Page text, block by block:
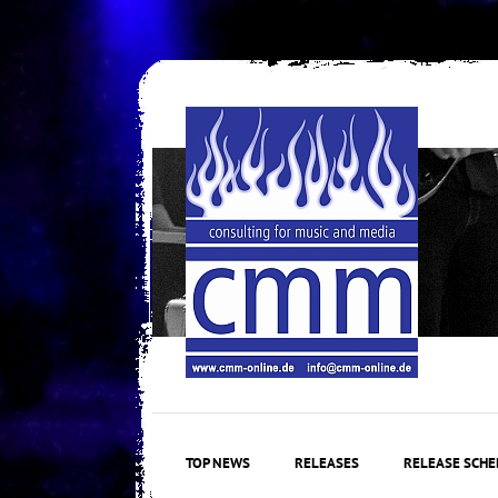
TOP NEWS RELEASES RELEASE